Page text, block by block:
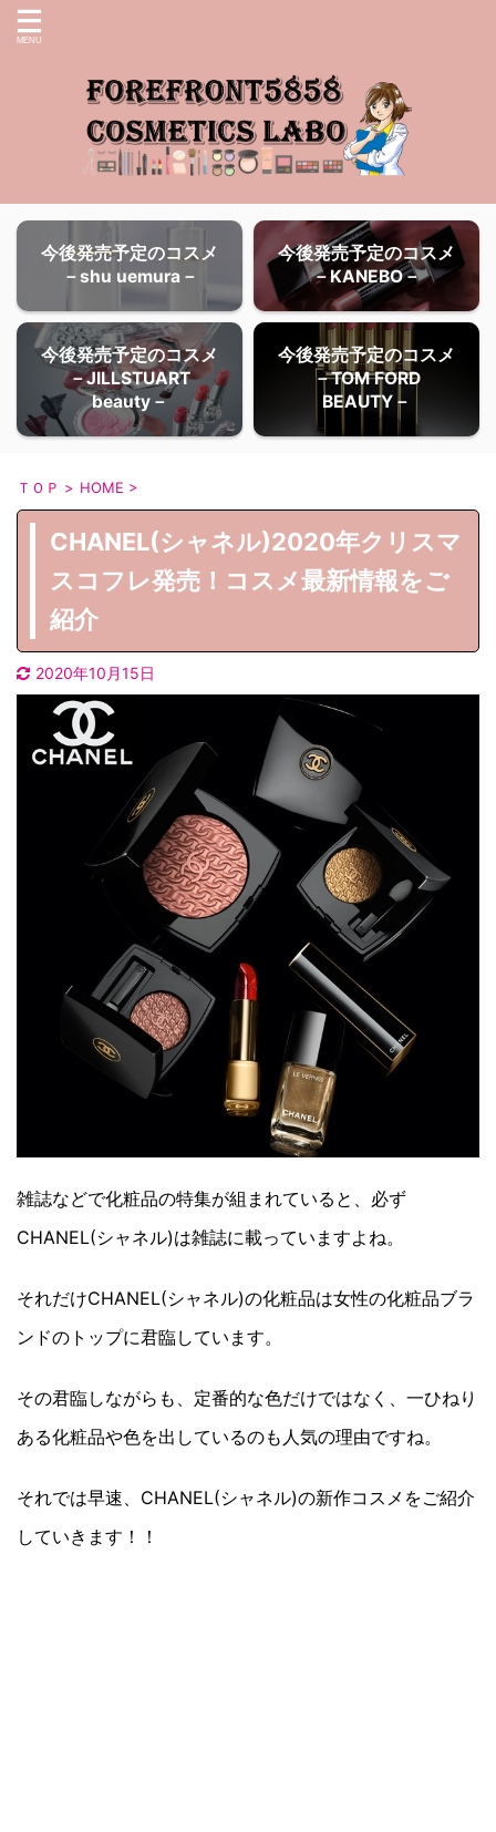
今後発売予定のコスメ
－shu uemura－
今後発売予定のコスメ
－KANEBO－
今後発売予定のコスメ
－JILLSTUART
beauty－
今後発売予定のコスメ
－TOM FORD
BEAUTY－
ＴＯＰ > HOME >
CHANEL(シャネル)2020年クリスマ
スコフレ発売！コスメ最新情報をご
紹介
2020年10月15日
雑誌などで化粧品の特集が組まれていると、必ず
CHANEL(シャネル)は雑誌に載っていますよね。
それだけCHANEL(シャネル)の化粧品は女性の化粧品ブラ
ンドのトップに君臨しています。
その君臨しながらも、定番的な色だけではなく、一ひねり
ある化粧品や色を出しているのも人気の理由ですね。
それでは早速、CHANEL(シャネル)の新作コスメをご紹介
していきます！！